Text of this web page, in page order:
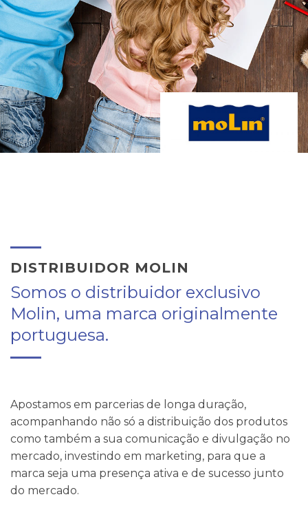
DISTRIBUIDOR MOLIN
Somos o distribuidor exclusivo
Molin, uma marca originalmente
portuguesa.
Apostamos em parcerias de longa duração,
acompanhando não só a distribuição dos produtos
como também a sua comunicação e divulgação no
mercado, investindo em marketing, para que a
marca seja uma presença ativa e de sucesso junto
do mercado.